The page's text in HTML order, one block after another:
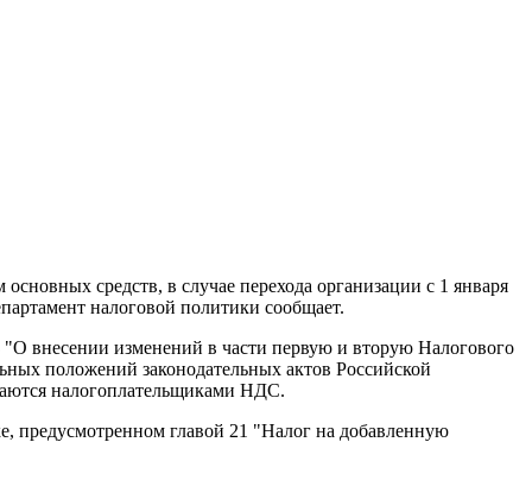
средств, в случае перехода организации с 1 января
налоговой политики сообщает.
внесении изменений в части первую и вторую Налогового
положений законодательных актов Российской
налогоплательщиками НДС.
предусмотренном главой 21 "Налог на добавленную